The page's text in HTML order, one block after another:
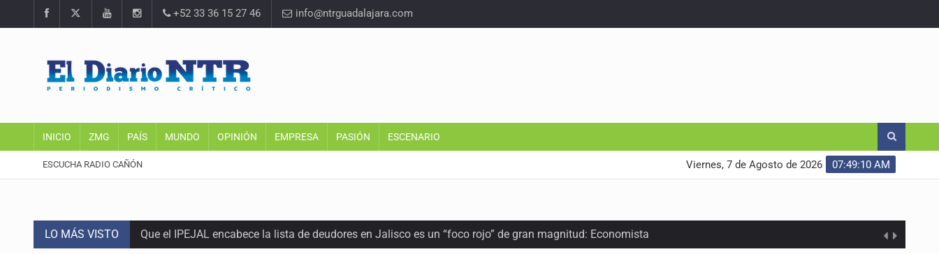
+52 33 36 15 27 46 info@ntrguadalajara.com
INICIO ZMG PAÍS MUNDO OPINIÓN EMPRESA PASIÓN ESCENARIO
ESCUCHA RADIO CAÑÓN 07:49:11 AM
Viernes, 7 de Agosto de 2026
LO MÁS VISTO Que el IPEJAL encabece la lista de deudores en Jalisco es un “foco rojo” de gran magnitud: Economista